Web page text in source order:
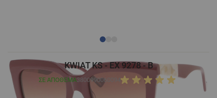
KWIAT KS - EX 9278 - B
ΣΕ ΑΠΌΘΕΜΑ3800990060094